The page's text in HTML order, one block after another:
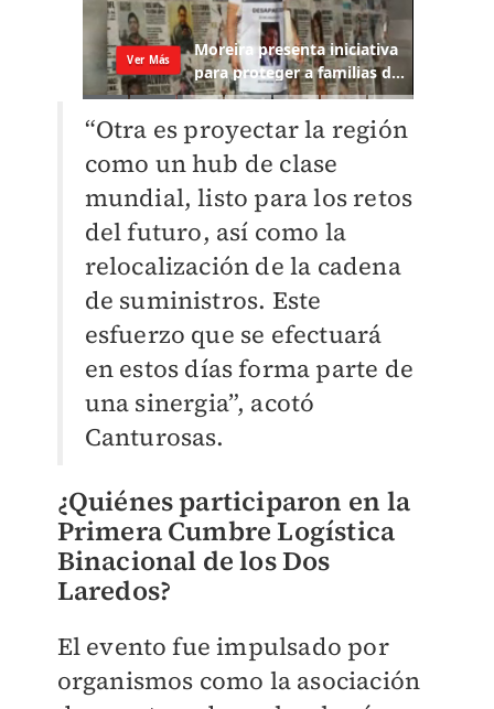
“Otra es proyectar la región
como un hub de clase
mundial, listo para los retos
del futuro, así como la
relocalización de la cadena
de suministros. Este
esfuerzo que se efectuará
en estos días forma parte de
una sinergia”, acotó
Canturosas.
¿Quiénes participaron en la
Primera Cumbre Logística
Binacional de los Dos
Laredos?
El evento fue impulsado por
organismos como la asociación